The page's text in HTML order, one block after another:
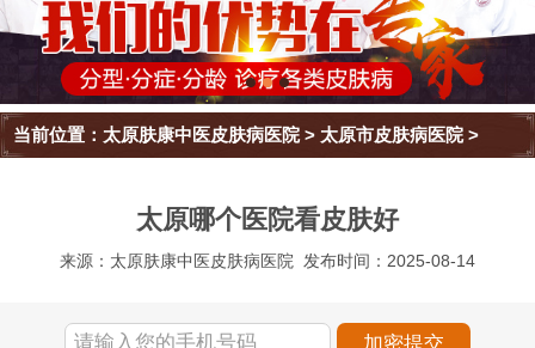
当前位置： 太原肤康中医皮肤病医院> 太原市皮肤病医院>
太原哪个医院看皮肤好
来源：太原肤康中医皮肤病医院 发布时间：2025-08-14